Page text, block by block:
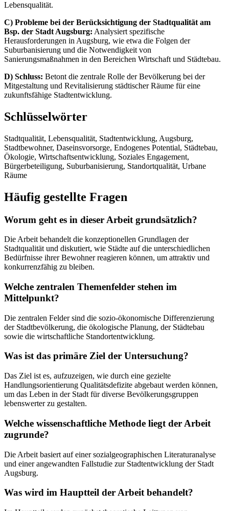
Lebensqualität.
C) Probleme bei der Berücksichtigung der Stadtqualität am
Bsp. der Stadt Augsburg: Analysiert spezifische
Herausforderungen in Augsburg, wie etwa die Folgen der
Suburbanisierung und die Notwendigkeit von
Sanierungsmaßnahmen in den Bereichen Wirtschaft und Städtebau.
D) Schluss: Betont die zentrale Rolle der Bevölkerung bei der
Mitgestaltung und Revitalisierung städtischer Räume für eine
zukunftsfähige Stadtentwicklung.
Schlüsselwörter
Stadtqualität, Lebensqualität, Stadtentwicklung, Augsburg,
Stadtbewohner, Daseinsvorsorge, Endogenes Potential, Städtebau,
Ökologie, Wirtschaftsentwicklung, Soziales Engagement,
Bürgerbeteiligung, Suburbanisierung, Standortqualität, Urbane
Räume
Häufig gestellte Fragen
Worum geht es in dieser Arbeit grundsätzlich?
Die Arbeit behandelt die konzeptionellen Grundlagen der
Stadtqualität und diskutiert, wie Städte auf die unterschiedlichen
Bedürfnisse ihrer Bewohner reagieren können, um attraktiv und
konkurrenzfähig zu bleiben.
Welche zentralen Themenfelder stehen im
Mittelpunkt?
Die zentralen Felder sind die sozio-ökonomische Differenzierung
der Stadtbevölkerung, die ökologische Planung, der Städtebau
sowie die wirtschaftliche Standortentwicklung.
Was ist das primäre Ziel der Untersuchung?
Das Ziel ist es, aufzuzeigen, wie durch eine gezielte
Handlungsorientierung Qualitätsdefizite abgebaut werden können,
um das Leben in der Stadt für diverse Bevölkerungsgruppen
lebenswerter zu gestalten.
Welche wissenschaftliche Methode liegt der Arbeit
zugrunde?
Die Arbeit basiert auf einer sozialgeographischen Literaturanalyse
und einer angewandten Fallstudie zur Stadtentwicklung der Stadt
Augsburg.
Was wird im Hauptteil der Arbeit behandelt?